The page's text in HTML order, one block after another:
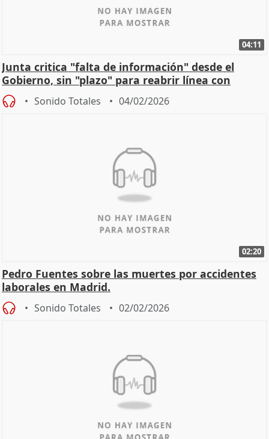
04:11
Junta critica "falta de información" desde el
Gobierno, sin "plazo" para reabrir línea con
Madrid
Sonido Totales 04/02/2026
02:20
Pedro Fuentes sobre las muertes por accidentes
laborales en Madrid.
Sonido Totales 02/02/2026